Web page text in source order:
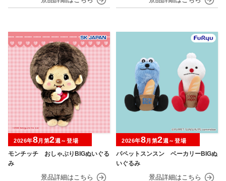
モンチッチ おしゃぶりBIGぬいぐる
み
2026年8月第2週～登場
パペットスンスン ベーカリーBIGぬ
いぐるみ
2026年8月第2週～登場